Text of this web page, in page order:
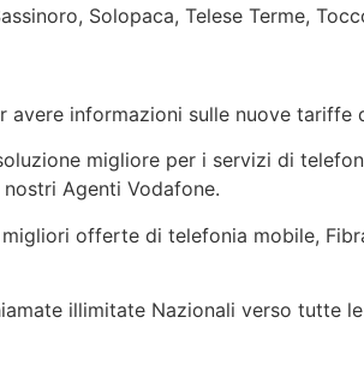
Solopaca, Telese Terme,
informazioni sulle nuove
migliore per i servizi di
Agenti Vodafone.
offerte di telefonia mobile,
illimitate Nazionali verso